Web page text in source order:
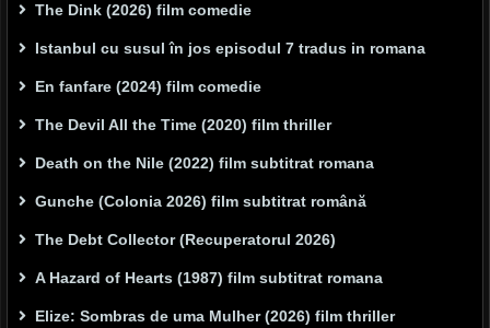
The Dink (2026) film comedie
Istanbul cu susul în jos episodul 7 tradus in romana
En fanfare (2024) film comedie
The Devil All the Time (2020) film thriller
Death on the Nile (2022) film subtitrat romana
Gunche (Colonia 2026) film subtitrat română
The Debt Collector (Recuperatorul 2026)
A Hazard of Hearts (1987) film subtitrat romana
Elize: Sombras de uma Mulher (2026) film thriller